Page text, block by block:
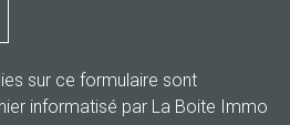
sur ce formulaire sont
informatisé par La Boite Immo